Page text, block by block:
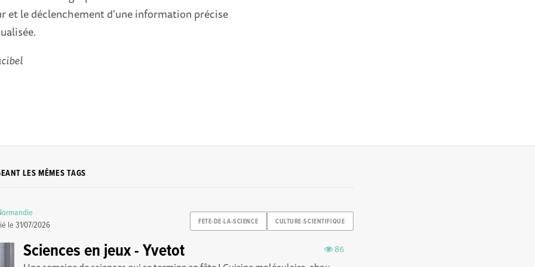
et le déclenchement d'une information précise
LES MÊMES TAGS
FETE-DE-LA-SCIENCE CULTURE-SCIENTIFIQUE
le31/07/2026
86
Sciences en jeux - Yvetot